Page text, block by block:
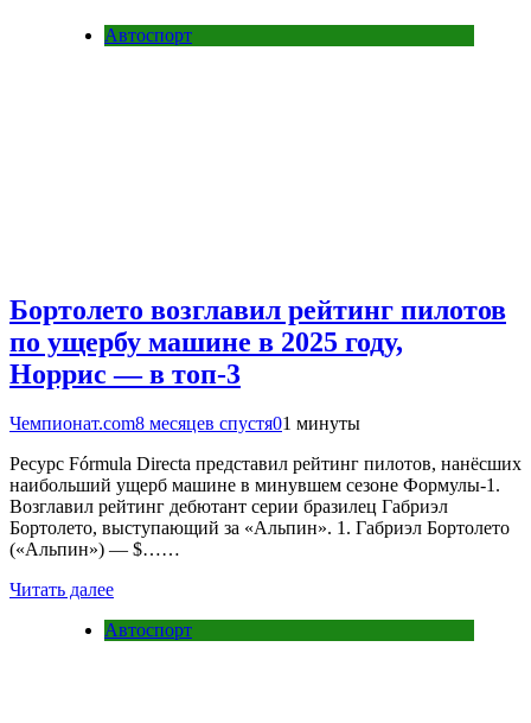
Автоспорт
Бортолето возглавил рейтинг пилотов
по ущербу машине в 2025 году,
Норрис — в топ-3
Чемпионат.com8 месяцев спустя01 минуты
Ресурс Fórmula Directa представил рейтинг пилотов, нанёсших
наибольший ущерб машине в минувшем сезоне Формулы-1.
Возглавил рейтинг дебютант серии бразилец Габриэл
Бортолето, выступающий за «Альпин». 1. Габриэл Бортолето
(«Альпин») — $……
Читать далее
Автоспорт